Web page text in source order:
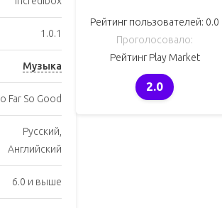
1.0.1
Музыка
Far So Good
Русский,
Английский
6.0 и выше
Рейтинг пользователей: 0.0
Проголосовало:
Рейтинг Play Market
2.0